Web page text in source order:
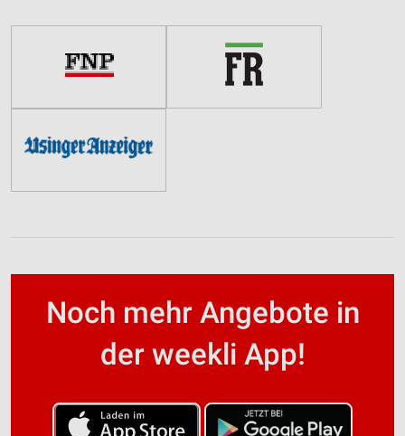
Noch mehr Angebote in
der weekli App!